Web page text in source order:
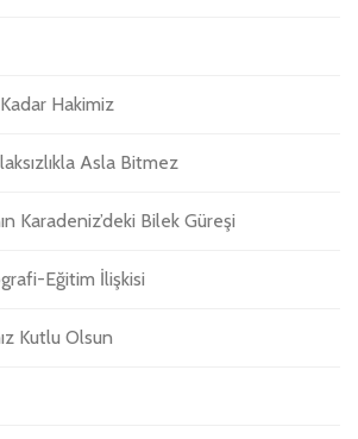
Hakimiz
Asla Bitmez
Karadeniz’deki Bilek Güreşi
Eğitim İlişkisi
Kutlu Olsun